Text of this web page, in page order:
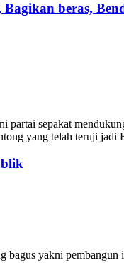
beras,
partai sepakat
yang telah teruji jadi
yakni